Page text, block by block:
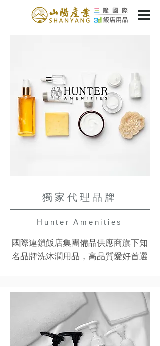
獨家代理品牌
Hunter Amenities
國際連鎖飯店集團備品供應商旗下知
名品牌洗沐潤用品，高品質愛好首選